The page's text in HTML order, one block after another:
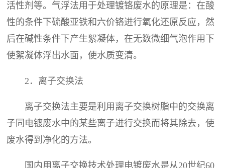
活性剂等。气浮法用于处理镀铬废水的原理是：在酸
性的条件下硫酸亚铁和六价铬进行氧化还原反应，然
后在碱性条件下产生絮凝体，在无数微细气泡作用下
使絮凝体浮出水面，使水质变清。
2．离子交换法
离子交换法主要是利用离子交换树脂中的交换离
子同电镀废水中的某些离子进行交换而将其除去，使
废水得到净化的方法。
国内用离子交换技术处理电镀废水是从20世纪60